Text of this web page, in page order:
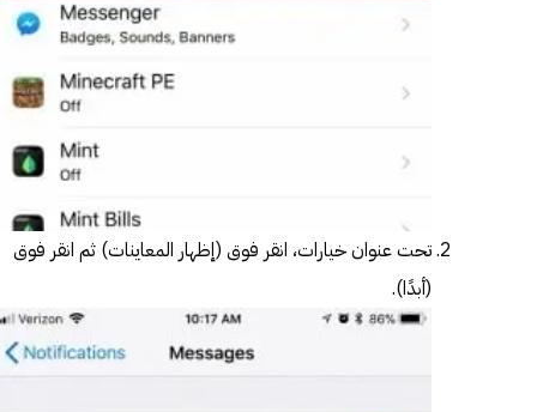
تحت عنوان خيارات، انقر فوق (إظهار المعاينات) ثم انقر فوق
(أبدًا).